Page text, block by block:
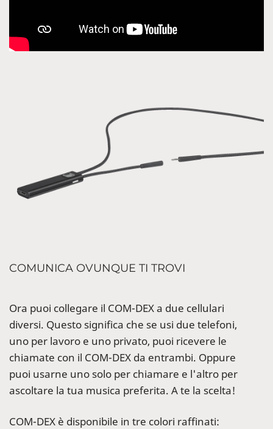
COMUNICA OVUNQUE TI TROVI
Ora puoi collegare il COM-DEX a due cellulari
diversi. Questo significa che se usi due telefoni,
uno per lavoro e uno privato, puoi ricevere le
chiamate con il COM-DEX da entrambi. Oppure
puoi usarne uno solo per chiamare e l'altro per
ascoltare la tua musica preferita. A te la scelta!
COM-DEX è disponibile in tre colori raffinati: